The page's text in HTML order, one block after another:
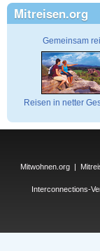
Mitreisen.org
Gemeinsam
Reisen in netter
Mitwohnen.org |
Interconnections-